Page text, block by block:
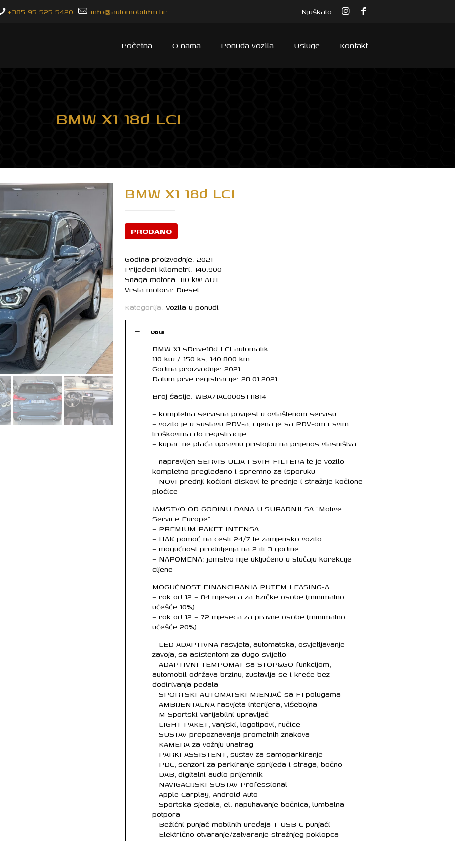
+385 95 525 5420 info@automobilifm.hr Njuškalo
Početna O nama Ponuda vozila Usluge Kontakt
BMW X1 18d LCI
BMW X1 18d LCI
PRODANO
Godina proizvodnje: 2021
Prijeđeni kilometri: 140.900
Snaga motora: 110 kW AUT.
Vrsta motora: Diesel
Kategorija: Vozila u ponudi
Opis
BMW X1 sDrive18d LCI automatik
110 kw / 150 ks, 140.800 km
Godina proizvodnje: 2021.
Datum prve registracije: 28.01.2021.
Broj šasije: WBA71AC0005T11814
– kompletna servisna povijest u ovlaštenom servisu
– vozilo je u sustavu PDV-a, cijena je sa PDV-om i svim
troškovima do registracije
– kupac ne plaća upravnu pristojbu na prijenos vlasništva
– napravljen SERVIS ULJA I SVIH FILTERA te je vozilo
kompletno pregledano i spremno za isporuku
– NOVI prednji kočioni diskovi te prednje i stražnje kočione
pločice
JAMSTVO OD GODINU DANA U SURADNJI SA “Motive
Service Europe”
– PREMIUM PAKET INTENSA
– HAK pomoć na cesti 24/7 te zamjensko vozilo
– mogućnost produljenja na 2 ili 3 godine
– NAPOMENA: jamstvo nije uključeno u slučaju korekcije
cijene
MOGUĆNOST FINANCIRANJA PUTEM LEASING-A
– rok od 12 – 84 mjeseca za fizičke osobe (minimalno
učešće 10%)
– rok od 12 – 72 mjeseca za pravne osobe (minimalno
učešće 20%)
– LED ADAPTIVNA rasvjeta, automatska, osvjetljavanje
zavoja, sa asistentom za dugo svijetlo
– ADAPTIVNI TEMPOMAT sa STOP&GO funkcijom,
automobil održava brzinu, zustavlja se i kreće bez
dodirivanja pedala
– SPORTSKI AUTOMATSKI MJENJAČ sa F1 polugama
– AMBIJENTALNA rasvjeta interijera, višebojna
– M Sportski varijabilni upravljač
– LIGHT PAKET, vanjski, logotipovi, ručice
– SUSTAV prepoznavanja prometnih znakova
– KAMERA za vožnju unatrag
– PARKI ASSISTENT, sustav za samoparkiranje
– PDC, senzori za parkiranje sprijeda i straga, bočno
– DAB, digitalni audio prijemnik
– NAVIGACIJSKI SUSTAV Professional
– Apple Carplay, Android Auto
– Sportska sjedala, el. napuhavanje bočnica, lumbalna
potpora
– Bežični punjač mobilnih uređaja + USB C punjači
– Električno otvaranje/zatvaranje stražnjeg poklopca